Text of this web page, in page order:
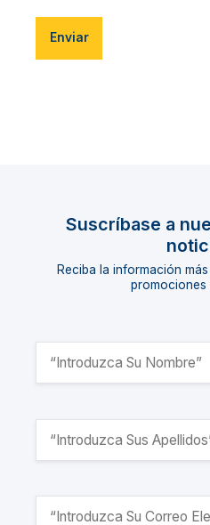
Enviar
Suscríbase a
Reciba la información
promociones